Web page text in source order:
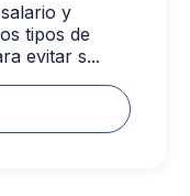
y
tipos de
evitar s...